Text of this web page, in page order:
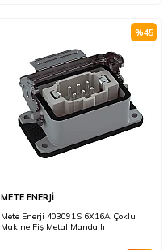
%45
METE ENERJİ
Mete Enerji 403091S 6X16A Çoklu
Makine Fiş Metal Mandallı